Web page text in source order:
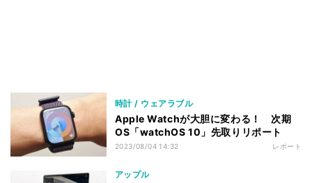
時計 / ウェアラブル
Apple Watchが大胆に変わる！ 次期
OS「watchOS 10」先取りリポート
2023/08/04 14:32 レポート
アップル